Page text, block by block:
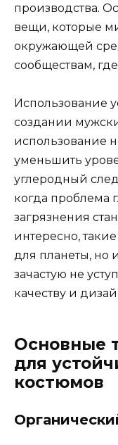
производства.
вещи, которые
окружающей
сообществам,
Использование
создании
использование
уменьшить
углеродный
когда проблема
загрязнения
интересно,
для планеты, но
зачастую не
качеству и
Основные
для
костюмов